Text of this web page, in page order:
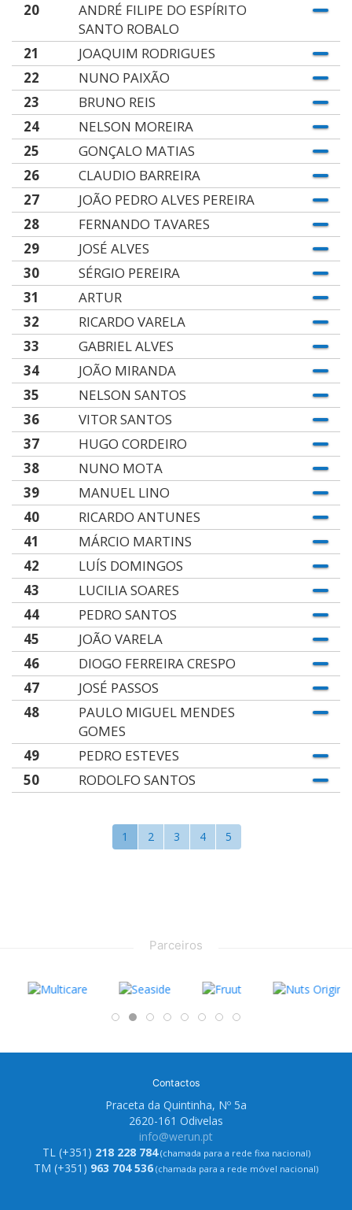
20
ANDRÉ FILIPE DO ESPÍRITO
SANTO ROBALO
21
JOAQUIM RODRIGUES
22
NUNO PAIXÃO
23
BRUNO REIS
24
NELSON MOREIRA
25
GONÇALO MATIAS
26
CLAUDIO BARREIRA
27
JOÃO PEDRO ALVES PEREIRA
28
FERNANDO TAVARES
29
JOSÉ ALVES
30
SÉRGIO PEREIRA
31
ARTUR
32
RICARDO VARELA
33
GABRIEL ALVES
34
JOÃO MIRANDA
35
NELSON SANTOS
36
VITOR SANTOS
37
HUGO CORDEIRO
38
NUNO MOTA
39
MANUEL LINO
40
RICARDO ANTUNES
41
MÁRCIO MARTINS
42
LUÍS DOMINGOS
43
LUCILIA SOARES
44
PEDRO SANTOS
45
JOÃO VARELA
46
DIOGO FERREIRA CRESPO
47
JOSÉ PASSOS
48
PAULO MIGUEL MENDES
GOMES
49
PEDRO ESTEVES
50
RODOLFO SANTOS
1 2 3 4 5
Parceiros
Contactos
Praceta da Quintinha, Nº 5a
2620-161 Odivelas
info@werun.pt
TL (+351) 218 228 784(chamada para a rede fixa nacional)
TM (+351) 963 704 536 (chamada para a rede móvel nacional)